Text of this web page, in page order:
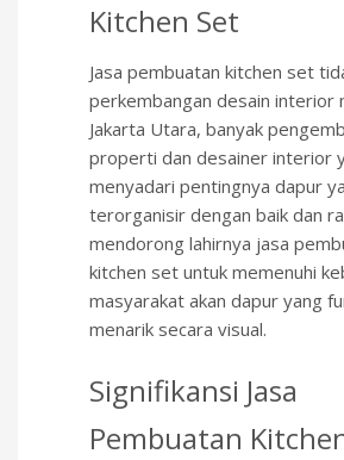
Kitchen Set
Jasa pembuatan kitchen set
perkembangan desain interior
Jakarta Utara, banyak
properti dan desainer interior
menyadari pentingnya dapur
terorganisir dengan baik dan
mendorong lahirnya jasa
kitchen set untuk memenuhi
masyarakat akan dapur yang
menarik secara visual.
Signifikansi Jasa
Pembuatan